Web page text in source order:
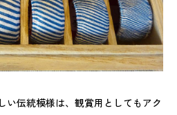
い伝統模様は、観賞用としてもアク